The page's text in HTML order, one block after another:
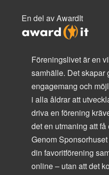
En del av AwardIt
Föreningslivet är en
samhälle. Det skapar
engagemang och
i alla åldrar att
driva en förening
det en utmaning att
Genom
din favoritförening
online – utan att det